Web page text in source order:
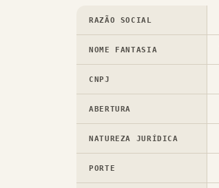
RAZÃO SOCIAL
NOME FANTASIA
CNPJ
ABERTURA
NATUREZA JURÍDICA
PORTE